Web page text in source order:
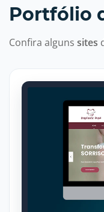
Portfólio
Confira alguns sites